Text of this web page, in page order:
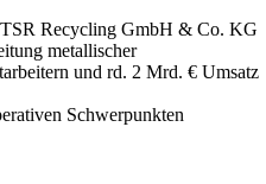
Recycling GmbH & Co. KG
metallischer
und rd. 2 Mrd. € Umsatz
Schwerpunkten